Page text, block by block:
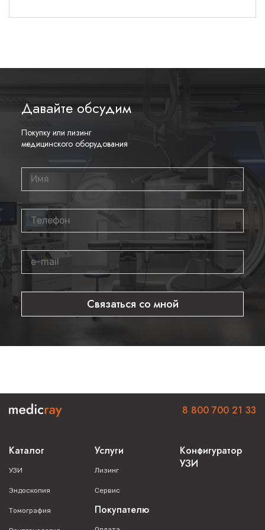
Наши специалисты предоставят вам подробную
Давайте обсудим
Покупку или лизинг
медицинского оборудования
Связаться со мной
Каталог
УЗИ
Эндоскопия
Томография
Услуги
Лизинг
Сервис
Покупателю
Конфигуратор
УЗИ
8 800 700 21 33